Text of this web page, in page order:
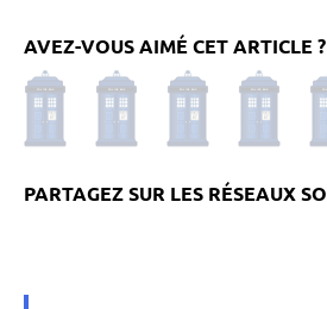
AVEZ-VOUS AIMÉ CET ARTICLE ?